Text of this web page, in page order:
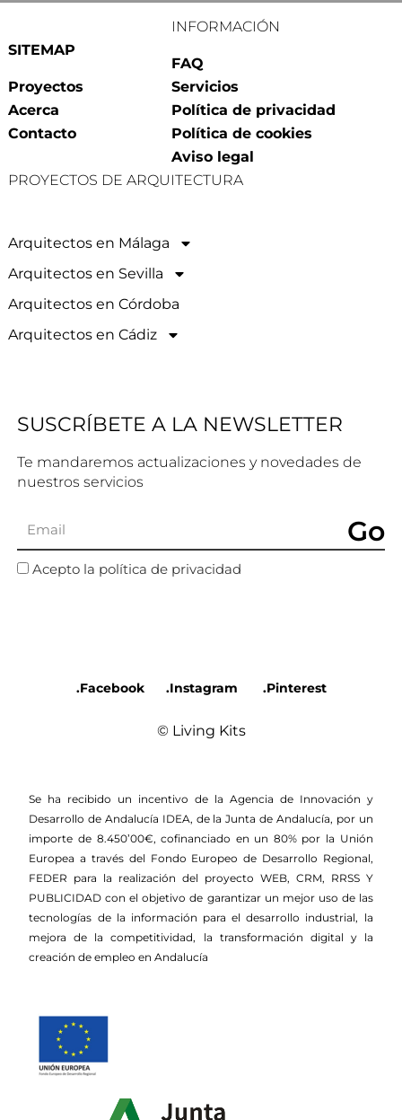
SITEMAP
Proyectos
Acerca
Contacto
INFORMACIÓN
FAQ
Servicios
Política de privacidad
Política de cookies
Aviso legal
PROYECTOS DE ARQUITECTURA
Arquitectos en Málaga
Arquitectos en Sevilla
Arquitectos en Córdoba
Arquitectos en Cádiz
SUSCRÍBETE A LA NEWSLETTER
Te mandaremos actualizaciones y novedades de
nuestros servicios
Acepto la política de privacidad
Go
© Living Kits
.Facebook .Instagram .Pinterest
Se ha recibido un incentivo de la Agencia de Innovación y
Desarrollo de Andalucía IDEA, de la Junta de Andalucía, por un
importe de 8.450’00€, cofinanciado en un 80% por la Unión
Europea a través del Fondo Europeo de Desarrollo Regional,
FEDER para la realización del proyecto WEB, CRM, RRSS Y
PUBLICIDAD con el objetivo de garantizar un mejor uso de las
tecnologías de la información para el desarrollo industrial, la
mejora de la competitividad, la transformación digital y la
creación de empleo en Andalucía